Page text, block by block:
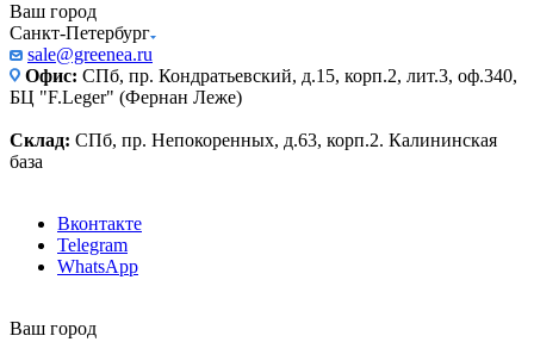
Ваш город
Санкт-Петербург
sale@greenea.ru
Офис: СПб, пр. Кондратьевский, д.15, корп.2, лит.3, оф.340,
БЦ "F.Leger" (Фернан Леже)
Склад: СПб, пр. Непокоренных, д.63, корп.2. Калининская
база
Вконтакте
Telegram
WhatsApp
Ваш город